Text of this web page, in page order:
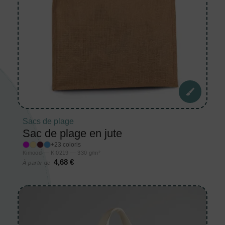
Sacs de plage
Sac de plage en jute
+23 coloris
Kimood — KI0219 — 330 g/m²
À partir de
4,68 €